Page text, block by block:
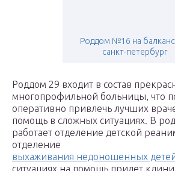
Роддом №16 на
санкт-петербург
Роддом 29 входит в состав
многопрофильной больницы, что
оперативно привлечь лучших
помощь в сложных ситуациях. В
работает отделение детской
отделение
выхаживания недоношенных
ситуациях на помощь придет